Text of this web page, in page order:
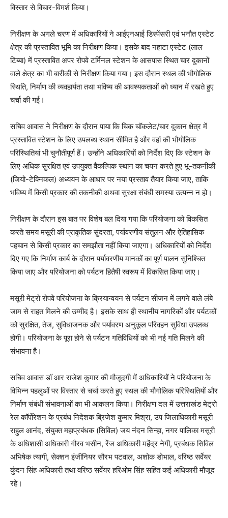
विस्तार से विचार-विमर्श किया।
निरीक्षण के अगले चरण में अधिकारियों ने आईएनआई डिस्पेंसरी एवं भनौत एस्टेट
क्षेत्र की प्रस्तावित भूमि का निरीक्षण किया। इसके बाद नहाटा एस्टेट (लाल
टिब्बा) में प्रस्तावित अपर रोपवे टर्मिनल स्टेशन के आसपास स्थित चार दुकानों
वाले क्षेत्र का भी बारीकी से निरीक्षण किया गया। इस दौरान स्थल की भौगोलिक
स्थिति, निर्माण की व्यवहार्यता तथा भविष्य की आवश्यकताओं को ध्यान में रखते हुए
चर्चा की गई।
सचिव आवास ने निरीक्षण के दौरान पाया कि चिक चॉकलेट/चार दुकान क्षेत्र में
प्रस्तावित स्टेशन के लिए उपलब्ध स्थान सीमित है और वहां की भौगोलिक
परिस्थितियां भी चुनौतीपूर्ण हैं। उन्होंने अधिकारियों को निर्देश दिए कि स्टेशन के
लिए अधिक सुरक्षित एवं उपयुक्त वैकल्पिक स्थान का चयन करते हुए भू-तकनीकी
(जियो-टेक्निकल) अध्ययन के आधार पर नया प्रस्ताव तैयार किया जाए, ताकि
भविष्य में किसी प्रकार की तकनीकी अथवा सुरक्षा संबंधी समस्या उत्पन्न न हो।
निरीक्षण के दौरान इस बात पर विशेष बल दिया गया कि परियोजना को विकसित
करते समय मसूरी की प्राकृतिक सुंदरता, पर्यावरणीय संतुलन और ऐतिहासिक
पहचान से किसी प्रकार का समझौता नहीं किया जाएगा। अधिकारियों को निर्देश
दिए गए कि निर्माण कार्य के दौरान पर्यावरणीय मानकों का पूर्ण पालन सुनिश्चित
किया जाए और परियोजना को पर्यटन हितैषी स्वरूप में विकसित किया जाए।
मसूरी मेट्रो रोपवे परियोजना के क्रियान्वयन से पर्यटन सीजन में लगने वाले लंबे
जाम से राहत मिलने की उम्मीद है। इसके साथ ही स्थानीय नागरिकों और पर्यटकों
को सुरक्षित, तेज, सुविधाजनक और पर्यावरण अनुकूल परिवहन सुविधा उपलब्ध
होगी। परियोजना के पूरा होने से पर्यटन गतिविधियों को भी नई गति मिलने की
संभावना है।
सचिव आवास डॉ आर राजेश कुमार की मौजूदगी में अधिकारियों ने परियोजना के
विभिन्न पहलुओं पर विस्तार से चर्चा करते हुए स्थल की भौगोलिक परिस्थितियों और
निर्माण संबंधी संभावनाओं का भी आकलन किया। निरीक्षण दल में उत्तराखंड मेट्रो
रेल कॉर्पोरेशन के प्रबंध निदेशक ब्रिजेश कुमार मिश्रा, उप जिलाधिकारी मसूरी
राहुल आनंद, संयुक्त महाप्रबंधक (सिविल) जय नंदन सिन्हा, नगर पालिका मसूरी
के अधिशासी अधिकारी गौरव भसीन, रेंज अधिकारी महेंद्र नेगी, प्रबंधक सिविल
अभिषेक त्यागी, सेक्शन इंजीनियर सौरभ पटवाल, अशोक डोभाल, वरिष्ठ सर्वेयर
कुंदन सिंह अधिकारी तथा वरिष्ठ सर्वेयर हरिओम सिंह सहित कई अधिकारी मौजूद
रहे।